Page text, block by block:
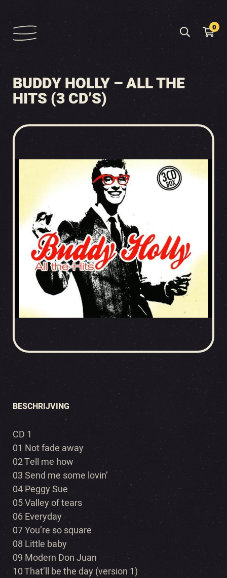
0
BUDDY HOLLY – ALL THE
HITS (3 CD’S)
BESCHRIJVING
CD 1
01 Not fade away
02 Tell me how
03 Send me some lovin’
04 Peggy Sue
05 Valley of tears
06 Everyday
07 You’re so square
08 Little baby
09 Modern Don Juan
10 That’ll be the day (version 1)